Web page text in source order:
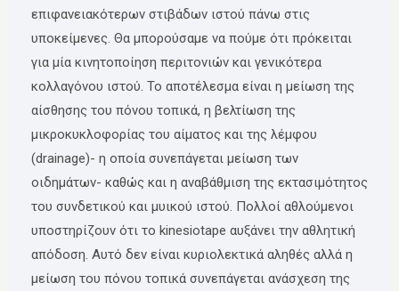
επιφανειακότερων στιβάδων ιστού πάνω στις
υποκείμενες. Θα μπορούσαμε να πούμε ότι πρόκειται
για μία κινητοποίηση περιτονιών και γενικότερα
κολλαγόνου ιστού. Το αποτέλεσμα είναι η μείωση της
αίσθησης του πόνου τοπικά, η βελτίωση της
μικροκυκλοφορίας του αίματος και της λέμφου
(drainage)- η οποία συνεπάγεται μείωση των
οιδημάτων- καθώς και η αναβάθμιση της εκτασιμότητος
του συνδετικού και μυικού ιστού. Πολλοί αθλούμενοι
υποστηρίζουν ότι το kinesiotape αυξάνει την αθλητική
απόδοση. Αυτό δεν είναι κυριολεκτικά αληθές αλλά η
μείωση του πόνου τοπικά συνεπάγεται ανάσχεση της